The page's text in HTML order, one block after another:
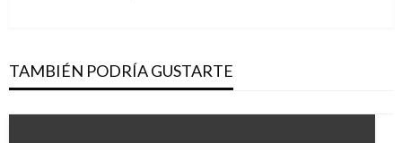
TAMBIÉN PODRÍA GUSTARTE